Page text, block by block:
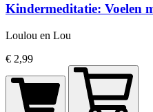
Kindermeditatie: Voelen
Loulou en Lou
€ 2,99